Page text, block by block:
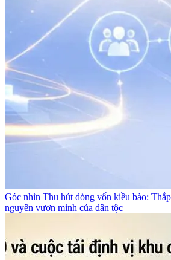
Góc nhìn Thu hút dòng vốn kiều bào:
nguyên vươn mình của dân tộc